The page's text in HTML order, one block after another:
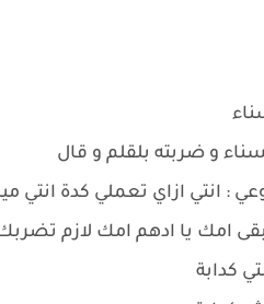
و ضربته بلقلم و قال
: انتي ازاي تعملي كدة انتي
امك يا ادهم امك لازم
كدابة